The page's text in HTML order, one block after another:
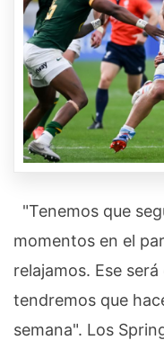
"Tenemos que
momentos en el
relajamos. Ese
tendremos que
semana". Los